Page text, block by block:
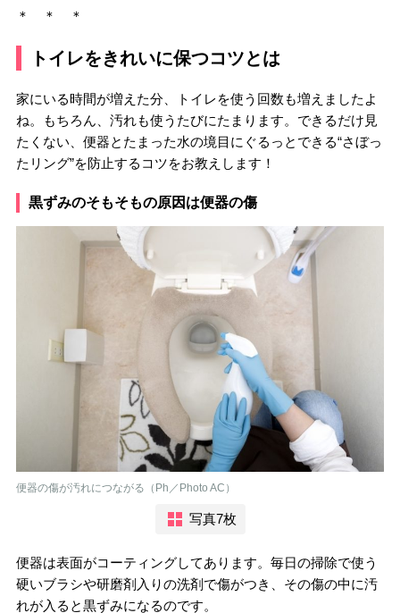
＊ ＊ ＊
トイレをきれいに保つコツとは
家にいる時間が増えた分、トイレを使う回数も増えましたよ
ね。もちろん、汚れも使うたびにたまります。できるだけ見
たくない、便器とたまった水の境目にぐるっとできる“さぼっ
たリング”を防止するコツをお教えします！
黒ずみのそもそもの原因は便器の傷
便器の傷が汚れにつながる（Ph／Photo AC）
写真7枚
便器は表面がコーティングしてあります。毎日の掃除で使う
硬いブラシや研磨剤入りの洗剤で傷がつき、その傷の中に汚
れが入ると黒ずみになるのです。